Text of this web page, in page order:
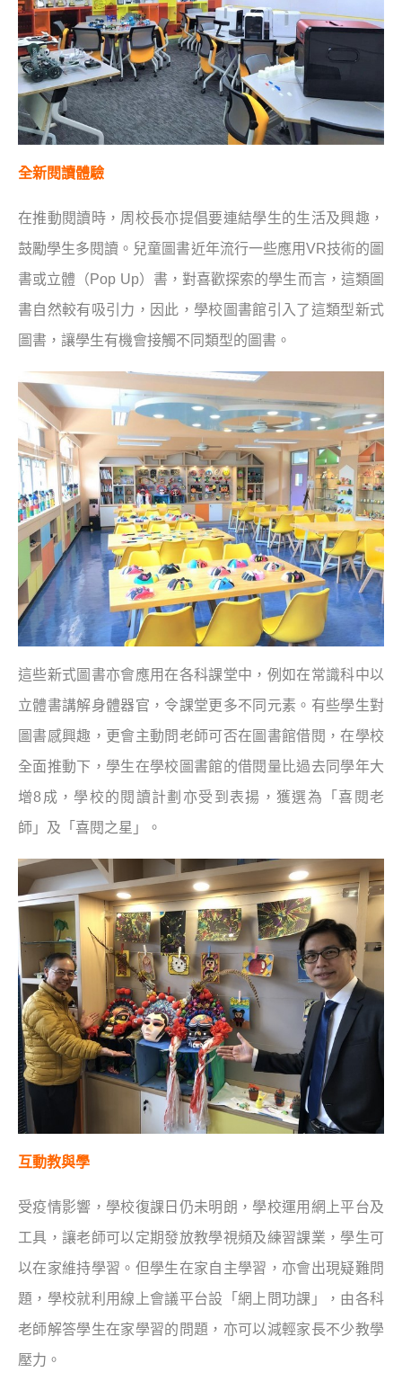
全新閱讀體驗
在推動閱讀時，周校長亦提倡要連結學生的生活及興趣，
鼓勵學生多閱讀。兒童圖書近年流行一些應用VR技術的圖
書或立體（Pop Up）書，對喜歡探索的學生而言，這類圖
書自然較有吸引力，因此，學校圖書館引入了這類型新式
圖書，讓學生有機會接觸不同類型的圖書。
這些新式圖書亦會應用在各科課堂中，例如在常識科中以
立體書講解身體器官，令課堂更多不同元素。有些學生對
圖書感興趣，更會主動問老師可否在圖書館借閱，在學校
全面推動下，學生在學校圖書館的借閱量比過去同學年大
增8成，學校的閱讀計劃亦受到表揚，獲選為「喜閱老
師」及「喜閱之星」。
互動教與學
受疫情影響，學校復課日仍未明朗，學校運用網上平台及
工具，讓老師可以定期發放教學視頻及練習課業，學生可
以在家維持學習。但學生在家自主學習，亦會出現疑難問
題，學校就利用線上會議平台設「網上問功課」，由各科
老師解答學生在家學習的問題，亦可以減輕家長不少教學
壓力。